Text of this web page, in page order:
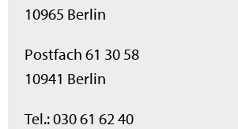
10965 Berlin
Postfach 61 30 58
10941 Berlin
Tel.: 030 61 62 40